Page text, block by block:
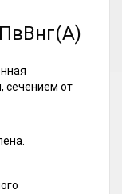
сечением от